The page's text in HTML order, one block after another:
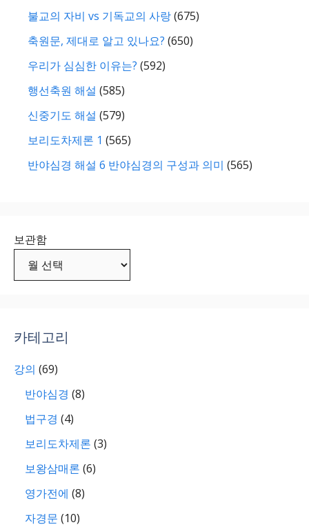
불교의 자비 vs 기독교의 사랑(675)
축원문, 제대로 알고 있나요? (650)
우리가 심심한 이유는? (592)
행선축원 해설 (585)
신중기도 해설 (579)
보리도차제론 1 (565)
반야심경 해설 6 반야심경의 구성과 의미 (565)
보관함
카테고리
강의 (69)
반야심경 (8)
법구경 (4)
보리도차제론 (3)
보왕삼매론 (6)
영가전에 (8)
자경문 (10)